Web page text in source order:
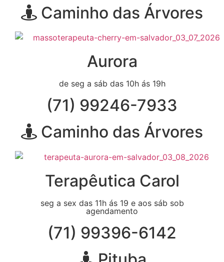
Caminho das Árvores
Aurora
de seg a sáb das 10h ás 19h
(71) 99246-7933
Caminho das Árvores
Terapêutica Carol
seg a sex das 11h ás 19 e aos sáb sob
agendamento
(71) 99396-6142